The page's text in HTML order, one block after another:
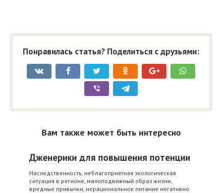
Понравилась статья? Поделиться с друзьями:
Вам также может быть интересно
Дженерики для повышения потенции
Наследственность, неблагоприятная экологическая
ситуация в регионе, малоподвижный образ жизни,
вредные привычки, нерациональное питание негативно